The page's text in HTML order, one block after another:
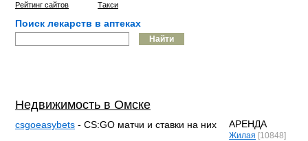
Рейтинг сайтов
Такси
Поиск лекарств в аптеках
Недвижимость в Омске
csgoeasybets - CS:GO матчи и ставки на них АРЕНДА
Жилая [10848]